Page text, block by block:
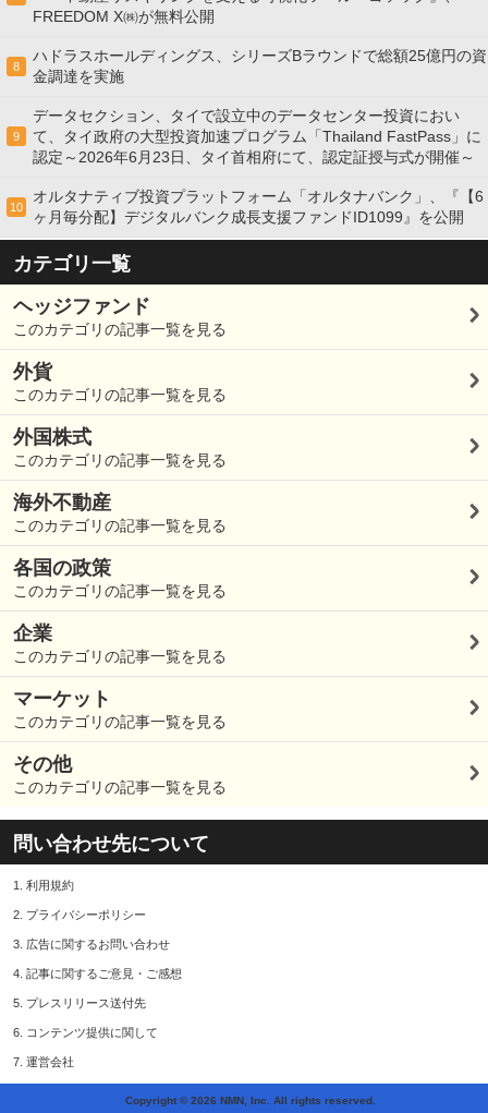
FREEDOM X㈱が無料公開
8
ハドラスホールディングス、シリーズBラウンドで総額25億円の資
金調達を実施
9
データセクション、タイで設立中のデータセンター投資におい
て、タイ政府の大型投資加速プログラム「Thailand FastPass」に
認定～2026年6月23日、タイ首相府にて、認定証授与式が開催～
10
オルタナティブ投資プラットフォーム「オルタナバンク」、『【6
ヶ月毎分配】デジタルバンク成長支援ファンドID1099』を公開
カテゴリ一覧
ヘッジファンド
このカテゴリの記事一覧を見る
外貨
このカテゴリの記事一覧を見る
外国株式
このカテゴリの記事一覧を見る
海外不動産
このカテゴリの記事一覧を見る
各国の政策
このカテゴリの記事一覧を見る
企業
このカテゴリの記事一覧を見る
マーケット
このカテゴリの記事一覧を見る
その他
このカテゴリの記事一覧を見る
問い合わせ先について
1. 利用規約
2. プライバシーポリシー
3. 広告に関するお問い合わせ
4. 記事に関するご意見・ご感想
5. プレスリリース送付先
6. コンテンツ提供に関して
7. 運営会社
Copyright © 2026 NMN, Inc. All rights reserved.